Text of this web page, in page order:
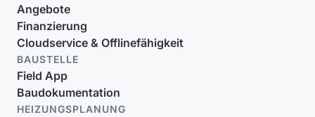
Angebote
Finanzierung
Cloudservice & Offlinefähigkeit
BAUSTELLE
Field App
Baudokumentation
HEIZUNGSPLANUNG